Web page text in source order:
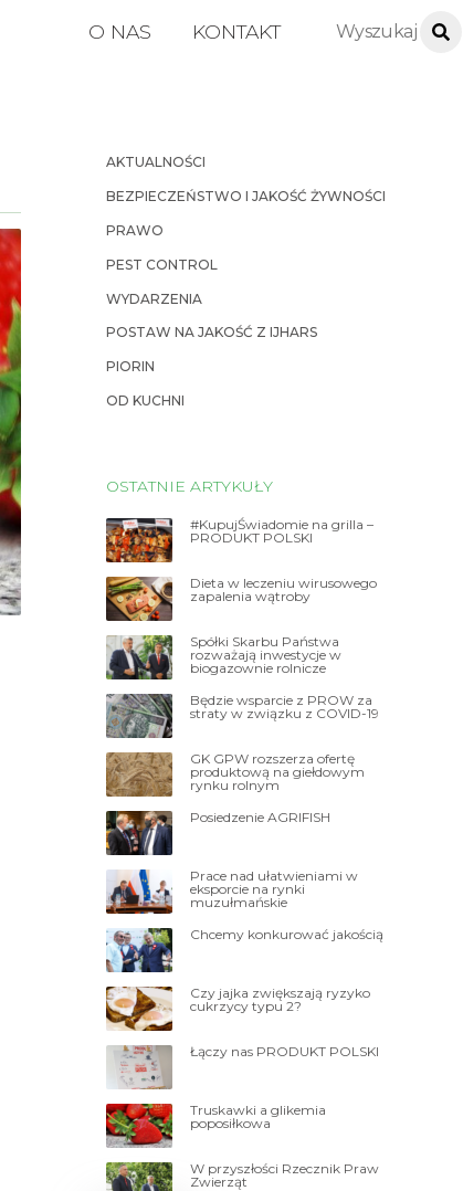
O NAS KONTAKT
AKTUALNOŚCI
BEZPIECZEŃSTWO I JAKOŚĆ ŻYWNOŚCI
PRAWO
PEST CONTROL
WYDARZENIA
POSTAW NA JAKOŚĆ Z IJHARS
PIORIN
OD KUCHNI
OSTATNIE ARTYKUŁY
#KupujŚwiadomie na grilla –
PRODUKT POLSKI
Dieta w leczeniu wirusowego
zapalenia wątroby
Spółki Skarbu Państwa
rozważają inwestycje w
biogazownie rolnicze
Będzie wsparcie z PROW za
straty w związku z COVID-19
GK GPW rozszerza ofertę
produktową na giełdowym
rynku rolnym
Posiedzenie AGRIFISH
Prace nad ułatwieniami w
eksporcie na rynki
muzułmańskie
Chcemy konkurować jakością
Czy jajka zwiększają ryzyko
cukrzycy typu 2?
Łączy nas PRODUKT POLSKI
Truskawki a glikemia
poposiłkowa
W przyszłości Rzecznik Praw
Zwierząt